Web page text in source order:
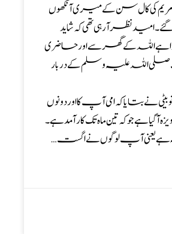
کی کال سن کے میری آنکھوں
امید نظر آرہی تھی کہ شاید
کے گھر سے اور حاضری
اللہ علیہ وسلم کے دربار
نے بتایا کہ امی آپ کا اور دونوں
آگیا ہےجو کہ تین ماہ تک کار آمد ہے۔
ہےیعنی آپ لوگوں نےاگست…